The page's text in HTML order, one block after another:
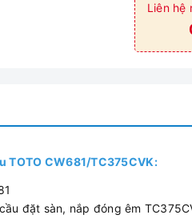
Liên hệ
TOTO CW681/TC375CVK:
đặt sàn, nắp đóng êm